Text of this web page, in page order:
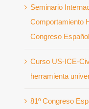
Seminario
Comportamiento
Congreso
Curso US-ICE-
herramienta
81º Congreso